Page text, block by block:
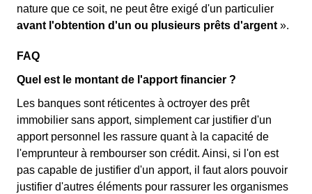
nature que ce soit, ne peut être exigé d'un particulier
avant l'obtention d'un ou plusieurs prêts d'argent ».
FAQ
Quel est le montant de l'apport financier ?
Les banques sont réticentes à octroyer des prêt
immobilier sans apport, simplement car justifier d'un
apport personnel les rassure quant à la capacité de
l'emprunteur à rembourser son crédit. Ainsi, si l'on est
pas capable de justifier d'un apport, il faut alors pouvoir
justifier d'autres éléments pour rassurer les organismes